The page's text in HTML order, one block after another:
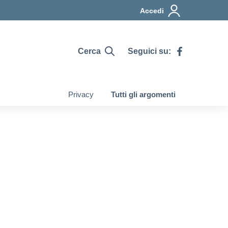
Accedi
Cerca Seguici su:
Privacy Tutti gli argomenti